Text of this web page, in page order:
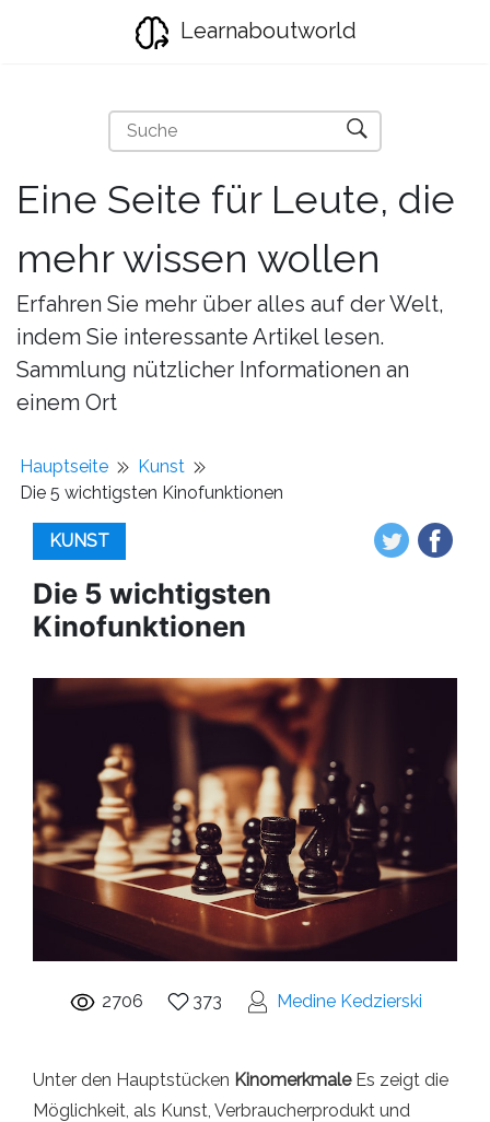
Learnaboutworld
Eine Seite für Leute, die
mehr wissen wollen
Erfahren Sie mehr über alles auf der Welt,
indem Sie interessante Artikel lesen.
Sammlung nützlicher Informationen an
einem Ort
Hauptseite
Kunst
Die 5 wichtigsten Kinofunktionen
KUNST
Die 5 wichtigsten
Kinofunktionen
2706 373 Medine Kedzierski
Unter den Hauptstücken KinomerkmaleEs zeigt die
Möglichkeit, als Kunst, Verbraucherprodukt und